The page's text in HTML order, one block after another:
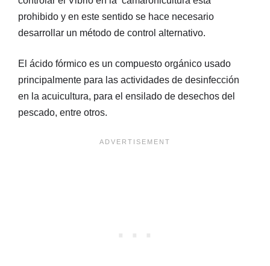
prohibido y en este sentido se hace necesario
desarrollar un método de control alternativo.
El ácido fórmico es un compuesto orgánico usado
principalmente para las actividades de desinfección
en la acuicultura, para el ensilado de desechos del
pescado, entre otros.